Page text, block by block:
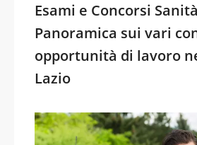
Esami e Concorsi
Panoramica sui vari
opportunità di lavoro
Lazio